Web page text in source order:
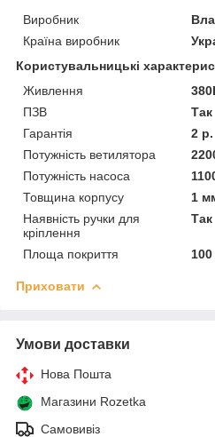
Виробник
Країна виробник
Користувальницькі
Живлення
ПЗВ
Так
Гарантія
2 р.
Потужність ветилятора
Потужність насоса
Товщина корпусу
1
Наявність ручки для
кріплення
Так
Площа покриття
Приховати
Умови доставки
Нова Пошта
Магазини Rozetka
Самовивіз